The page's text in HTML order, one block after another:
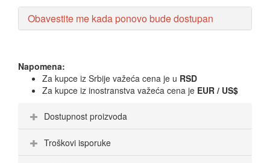
Obavestite me kada ponovo bude dostupan
Napomena:
Za kupce iz Srbije važeća cena je u RSD
Za kupce iz inostranstva važeća cena je EUR / US$
Dostupnost proizvoda
Troškovi isporuke